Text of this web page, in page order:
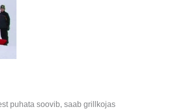
puhata soovib, saab grillkojas